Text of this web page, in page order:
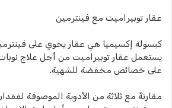
عقار توبيراميت مع فينترمين
كبسولة إكسيميا هي عقار يحوي على
يستعمل عقار توبيراميت من أجل علاج
على خصائص مخفضة للشهية.
مقارنةً مع ثلاثة من الأدوية الموصوفة